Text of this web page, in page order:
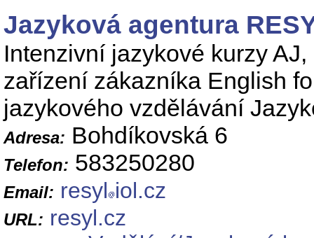
Jazyková agentura
Intenzivní jazykové kurzy
zařízení zákazníka English
jazykového vzdělávání
Adresa: Bohdíkovská 6
Telefon: 583250280
Email: resyl iol.cz
URL: resyl.cz